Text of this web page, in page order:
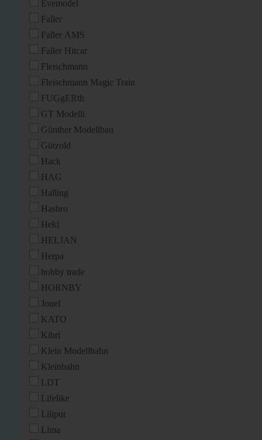
Evemodel
Faller
Faller AMS
Faller Hitcar
Fleischmann
Fleischmann Magic Train
FUGgERth
GT Modelli
Günther Modellbau
Gützold
Hack
HAG
Halling
Hasbro
Heki
HELJAN
Herpa
hobby trade
HORNBY
Jouef
KATO
Kibri
Klein Modellbahn
Kleinbahn
LDT
Lifelike
Liliput
Lima